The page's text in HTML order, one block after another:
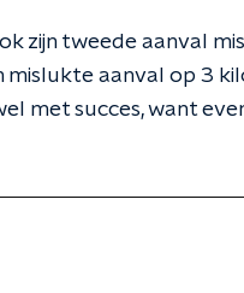
zijn tweede aanval
aanval op 3
met succes, want